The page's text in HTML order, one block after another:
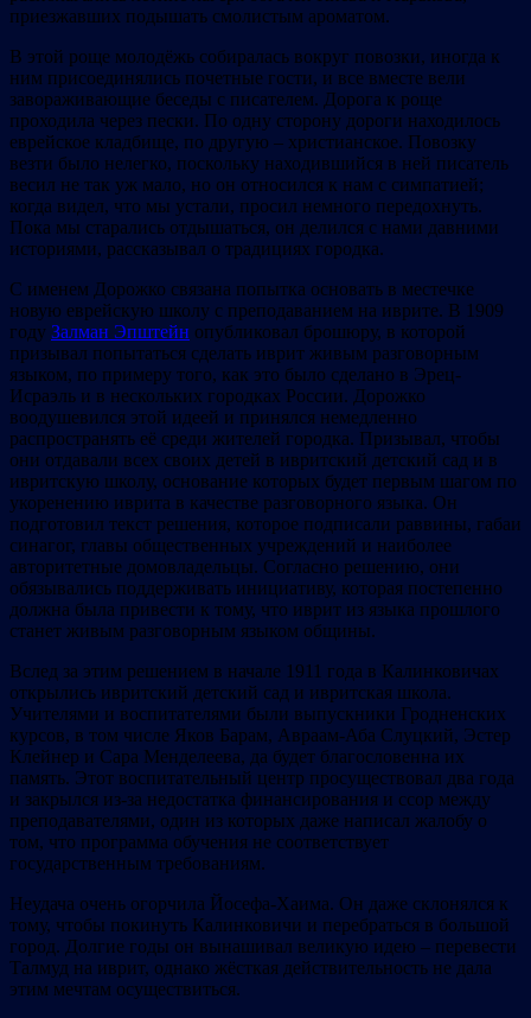
приезжавших подышать смолистым ароматом.
В этой роще молодёжь собиралась вокруг повозки, иногда к
ним присоединялись почетные гости, и все вместе вели
завораживающие беседы с писателем. Дорога к роще
проходила через пески. По одну сторону дороги находилось
еврейское кладбище, по другую – христианское. Повозку
везти было нелегко, поскольку находившийся в ней писатель
весил не так уж мало, но он относился к нам с симпатией;
когда видел, что мы устали, просил немного передохнуть.
Пока мы старались отдышаться, он делился с нами давними
историями, рассказывал о традициях городка.
С именем Дорожко связана попытка основать в местечке
новую еврейскую школу с преподаванием на иврите. В 1909
году Залман Эпштейн опубликовал брошюру, в которой
призывал попытаться сделать иврит живым разговорным
языком, по примеру того, как это было сделано в Эрец-
Исраэль и в нескольких городках России. Дорожко
воодушевился этой идеей и принялся немедленно
распространять её среди жителей городка. Призывал, чтобы
они отдавали всех своих детей в ивритский детский сад и в
ивритскую школу, основание которых будет первым шагом по
укоренению иврита в качестве разговорного языка. Он
подготовил текст решения, которое подписали раввины, габаи
синагог, главы общественных учреждений и наиболее
авторитетные домовладельцы. Согласно решению, они
обязывались поддерживать инициативу, которая постепенно
должна была привести к тому, что иврит из языка прошлого
станет живым разговорным языком общины.
Вслед за этим решением в начале 1911 года в Калинковичах
открылись ивритский детский сад и ивритская школа.
Учителями и воспитателями были выпускники Гродненских
курсов, в том числе Яков Барам, Авраам-Аба Слуцкий, Эстер
Клейнер и Сара Менделеева, да будет благословенна их
память. Этот воспитательный центр просуществовал два года
и закрылся из-за недостатка финансирования и ссор между
преподавателями, один из которых даже написал жалобу о
том, что программа обучения не соответствует
государственным требованиям.
Неудача очень огорчила Йосефа-Хаима. Он даже склонялся к
тому, чтобы покинуть Калинковичи и перебраться в большой
город. Долгие годы он вынашивал великую идею – перевести
Талмуд на иврит, однако жёсткая действительность не дала
этим мечтам осуществиться.